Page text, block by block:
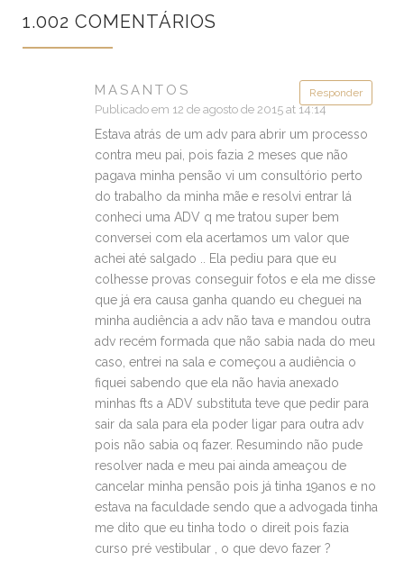
1.002 COMENTÁRIOS
Responder
MASANTOS
Publicado em 12 de agosto de 2015 at 14:14
Estava atrás de um adv para abrir um processo
contra meu pai, pois fazia 2 meses que não
pagava minha pensão vi um consultório perto
do trabalho da minha mãe e resolvi entrar lá
conheci uma ADV q me tratou super bem
conversei com ela acertamos um valor que
achei até salgado .. Ela pediu para que eu
colhesse provas conseguir fotos e ela me disse
que já era causa ganha quando eu cheguei na
minha audiência a adv não tava e mandou outra
adv recém formada que não sabia nada do meu
caso, entrei na sala e começou a audiência o
fiquei sabendo que ela não havia anexado
minhas fts a ADV substituta teve que pedir para
sair da sala para ela poder ligar para outra adv
pois não sabia oq fazer. Resumindo não pude
resolver nada e meu pai ainda ameaçou de
cancelar minha pensão pois já tinha 19anos e no
estava na faculdade sendo que a advogada tinha
me dito que eu tinha todo o direit pois fazia
curso pré vestibular , o que devo fazer ?